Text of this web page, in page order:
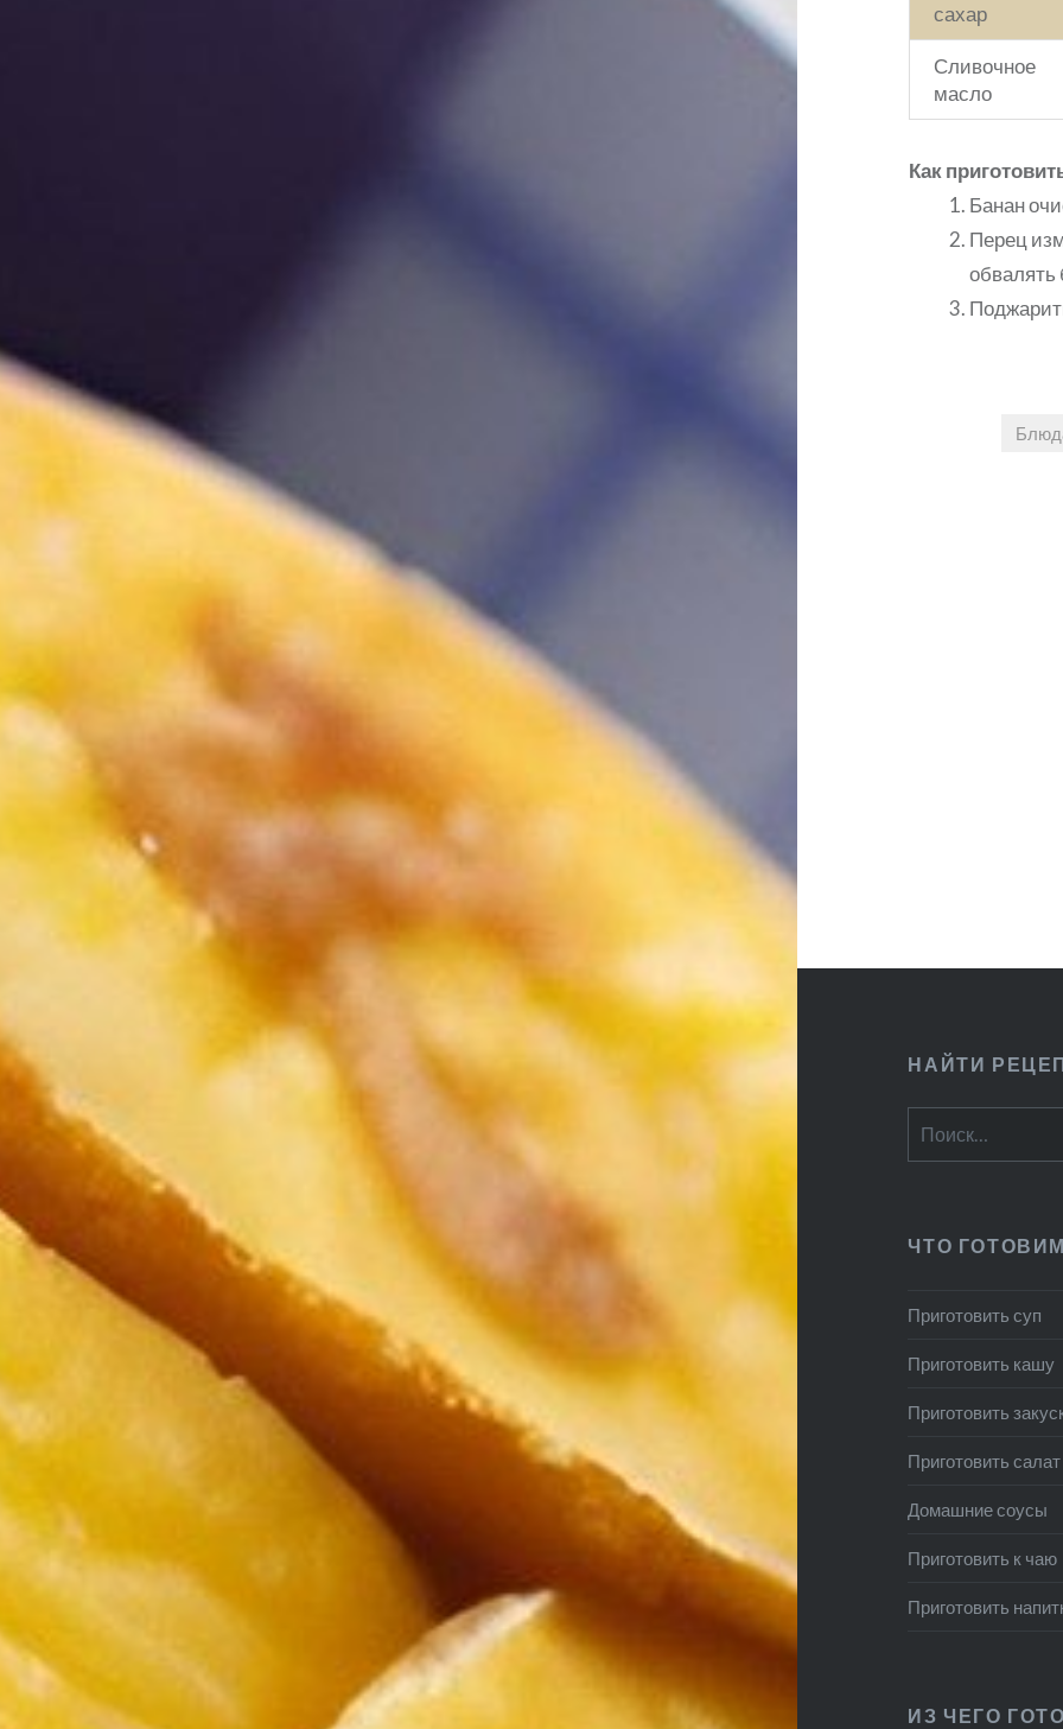
сахар
Сливочное
масло
Как
Банан
Перец
обвалять
НАЙТИ
ЧТО
Приготовить суп
Приготовить кашу
Приготовить
Приготовить салат
Домашние соусы
Приготовить к чаю
Приготовить
ИЗ ЧЕГО